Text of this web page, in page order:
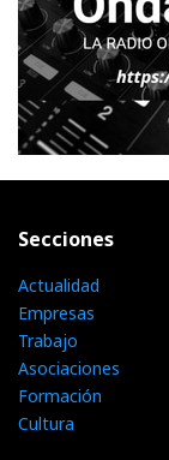
Secciones
Actualidad
Empresas
Trabajo
Asociaciones
Formación
Cultura